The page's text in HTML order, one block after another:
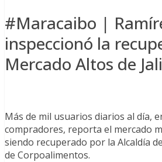
#Maracaibo |
inspeccionó la
Mercado Altos de
Más de mil usuarios diarios al día,
compradores, reporta el mercado
siendo recuperado por la Alcaldía
de Corpoalimentos.